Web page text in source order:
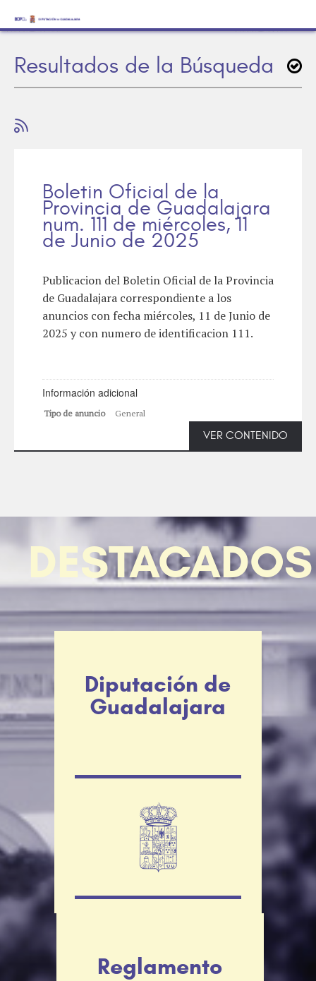
Resultados de la Búsqueda
Boletin Oficial de la
Provincia de Guadalajara
num. 111 de miércoles, 11
de Junio de 2025
Publicacion del Boletin Oficial de la Provincia
de Guadalajara correspondiente a los
anuncios con fecha miércoles, 11 de Junio de
2025 y con numero de identificacion 111.
Información adicional
Tipo de anuncio General
VER CONTENIDO
DESTACADOS
Diputación de
Guadalajara
Reglamento